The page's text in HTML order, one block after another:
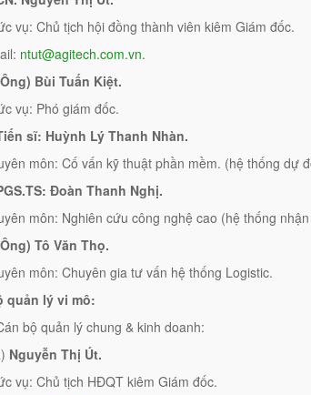
vụ: Chủ tịch hội đồng thành viên kiêm Giám đốc.
ntut@agitech.com.vn.
Bùi Tuấn Kiệt.
vụ: Phó giám đốc.
sĩ: Huỳnh Lý Thanh Nhàn.
môn: Cố vấn kỹ thuật phần mềm. (hệ thống dự
Đoàn Thanh Nghị.
môn: Nghiên cứu công nghệ cao (hệ thống
Tô Văn Thọ.
môn: Chuyên gia tư vấn hệ thống Logistic.
quản lý vi mô:
bộ quản lý chung & kinh doanh:
Nguyễn Thị Út.
vụ: Chủ tịch HĐQT kiêm Giám đốc.